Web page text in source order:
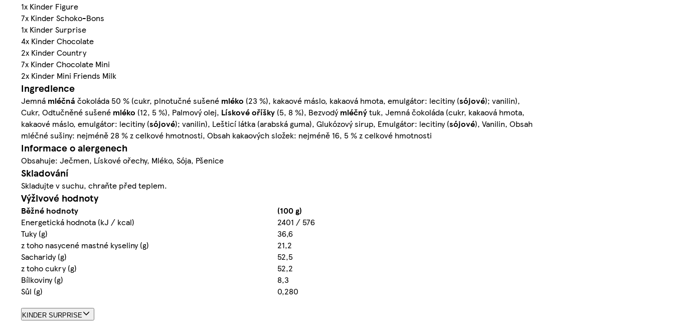
1x Kinder Figure
7x Kinder Schoko-Bons
1x Kinder Surprise
4x Kinder Chocolate
2x Kinder Country
7x Kinder Chocolate Mini
2x Kinder Mini Friends Milk
Ingredience
Jemná mléčná čokoláda 50 % (cukr, plnotučné sušené mléko (23 %), kakaové máslo, kakaová hmota, emulgátor: lecitiny (sójové); vanilin),
Cukr, Odtučněné sušené mléko (12, 5 %), Palmový olej, Lískové oříšky (5, 8 %), Bezvodýmléčnýtuk, Jemná čokoláda (cukr, kakaová hmota,
kakaové máslo, emulgátor: lecitiny (sójové); vanilin), Lešticí látka (arabská guma), Glukózový sirup, Emulgátor: lecitiny (sójové), Vanilin, Obsah
mléčné sušiny: nejméně 28 % z celkové hmotnosti, Obsah kakaových složek: nejméně 16, 5 % z celkové hmotnosti
Informace o alergenech
Obsahuje: Ječmen, Lískové ořechy, Mléko, Sója, Pšenice
Skladování
Skladujte v suchu, chraňte před teplem.
Výživové hodnoty
Běžné hodnoty
(100 g)
Energetická hodnota (kJ / kcal)
2401 / 576
Tuky (g)
36,6
z toho nasycené mastné kyseliny (g)
21,2
Sacharidy (g)
52,5
z toho cukry (g)
52,2
Bílkoviny (g)
8,3
Sůl (g)
0,280
KINDER SURPRISE